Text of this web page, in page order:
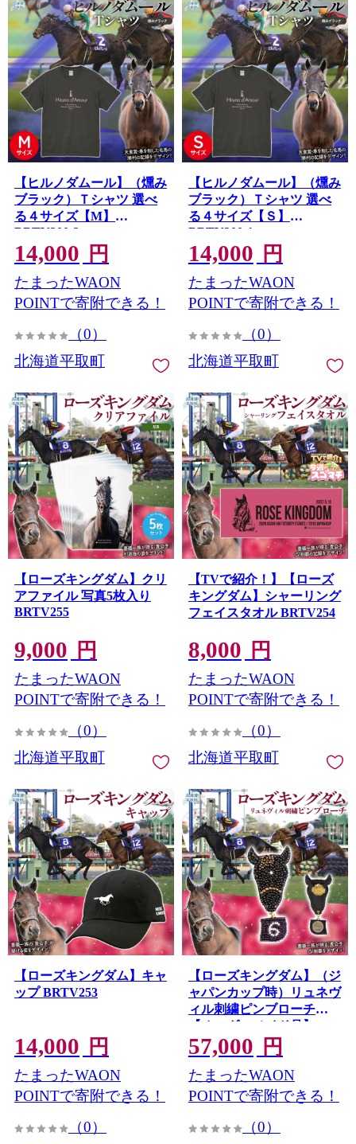
【ヒルノダムール】（燻み
ブラック）Ｔシャツ 選べ
る４サイズ【М】
BRTV300-2
14,000 円
たまったWAON
POINTで寄附できる！
（0）
北海道平取町
【ヒルノダムール】（燻み
ブラック）Ｔシャツ 選べ
る４サイズ【Ｓ】
BRTV300-1
14,000 円
たまったWAON
POINTで寄附できる！
（0）
北海道平取町
【ローズキングダム】クリ
アファイル 写真5枚入り
BRTV255
9,000 円
たまったWAON
POINTで寄附できる！
（0）
北海道平取町
【TVで紹介！】【ローズ
キングダム】シャーリング
フェイスタオル BRTV254
8,000 円
たまったWAON
POINTで寄附できる！
（0）
北海道平取町
【ローズキングダム】キャ
ップ BRTV253
14,000 円
たまったWAON
POINTで寄附できる！
（0）
【ローズキングダム】（ジ
ャパンカップ時）リュネヴ
ィル刺繍ピンブローチ
【オーダーメイド品】
BRTV252
57,000 円
たまったWAON
POINTで寄附できる！
（0）